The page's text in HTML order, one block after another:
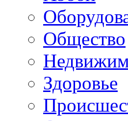
Общество
Здоровье